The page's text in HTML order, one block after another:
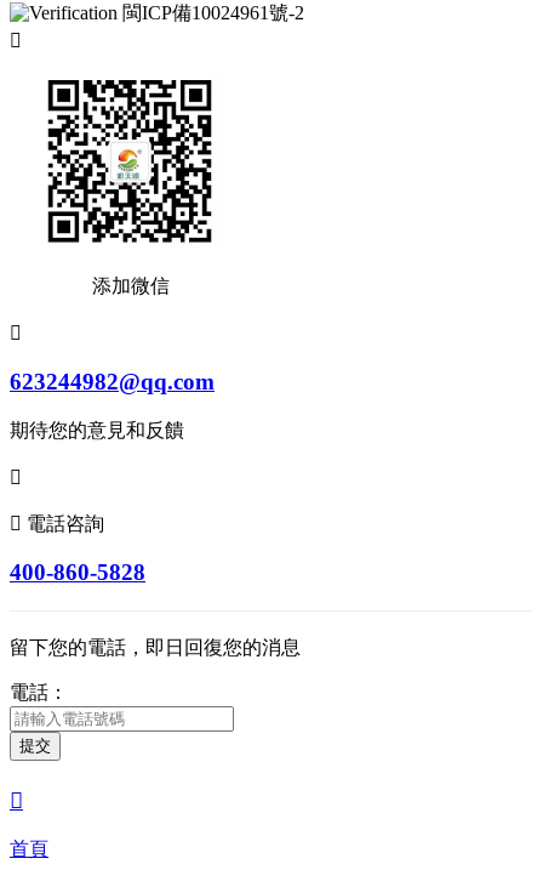
閩ICP備10024961號-2

添加微信

623244982@qq.com
期待您的意見和反饋

 電話咨詢
400-860-5828
留下您的電話，即日回復您的消息
電話：
提交

首頁